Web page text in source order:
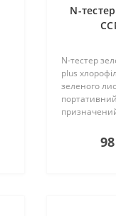
N-
N-тестер
plus
зеленого
за вмістом